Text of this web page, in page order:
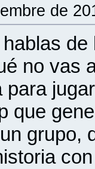
de
no vas
para
que
grupo,